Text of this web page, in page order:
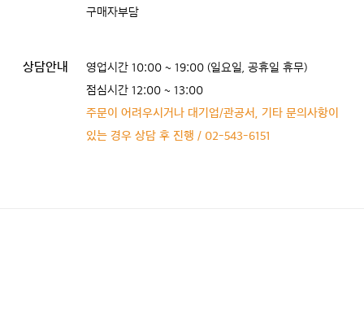
구매자부담
상담안내
영업시간 10:00 ~ 19:00 (일요일, 공휴일 휴무)
점심시간 12:00 ~ 13:00
주문이 어려우시거나 대기업/관공서, 기타 문의사항이
있는 경우 상담 후 진행 / 02-543-6151